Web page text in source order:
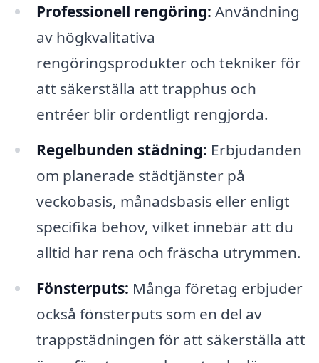
Professionell rengöring: Användning
av högkvalitativa
rengöringsprodukter och tekniker för
att säkerställa att trapphus och
entréer blir ordentligt rengjorda.
Regelbunden städning: Erbjudanden
om planerade städtjänster på
veckobasis, månadsbasis eller enligt
specifika behov, vilket innebär att du
alltid har rena och fräscha utrymmen.
Fönsterputs: Många företag erbjuder
också fönsterputs som en del av
trappstädningen för att säkerställa att